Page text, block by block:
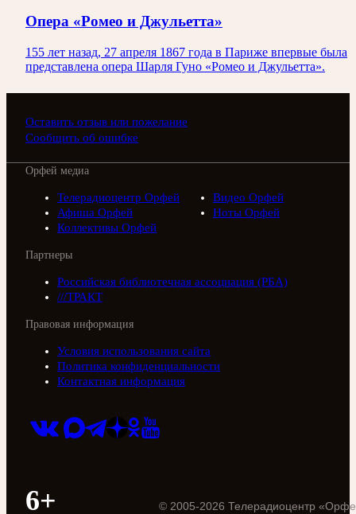
Опера «Ромео и Джульетта»
155 лет назад, 27 апреля 1867 года в Париже впервые была
представлена опера Шарля Гуно «Ромео и Джульетта».
Оставить отзыв или пожелание
Сообщить об ошибке
Орфей медиа
Телерадиоцентр Орфей
Видео Орфей
Афиша Орфей
Ноты Орфей
Коллективы Орфей
Партнеры
Российская библиотечная ассоциация (РБА)
///ТРАКТ
Правовая информация
Условия использования сайта
Политика конфиденциальности
Контактная информация
6+ © 2005-2026 Телерадиоцентр